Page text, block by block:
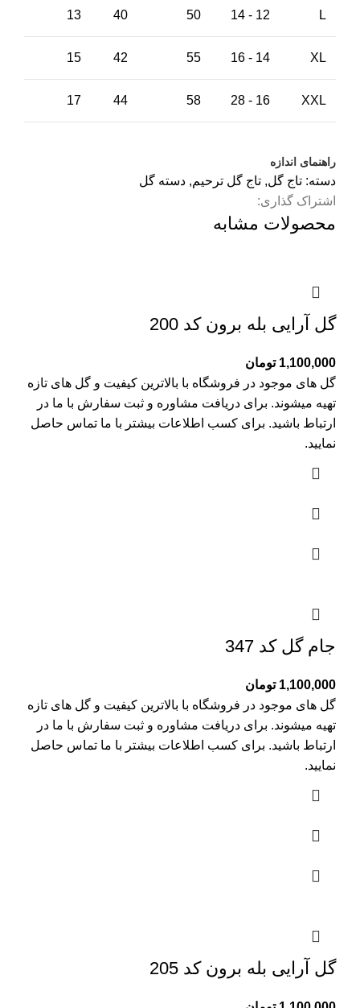
L
12 - 14
50
40
13
XL
14 - 16
55
42
15
XXL
16 - 28
58
44
17
راهنمای اندازه
دسته: تاج گل, تاج گل ترحیم, دسته گل
اشتراک گذاری:
محصولات مشابه
گل آرایی بله برون کد 200
1,100,000 تومان
گل های موجود در فروشگاه با بالاترین کیفیت و گل های تازه
تهیه میشوند. برای دریافت مشاوره و ثبت سفارش با ما در
ارتباط باشید. برای کسب اطلاعات بیشتر با ما تماس حاصل
نمایید.
جام گل کد 347
1,100,000 تومان
گل های موجود در فروشگاه با بالاترین کیفیت و گل های تازه
تهیه میشوند. برای دریافت مشاوره و ثبت سفارش با ما در
ارتباط باشید. برای کسب اطلاعات بیشتر با ما تماس حاصل
نمایید.
گل آرایی بله برون کد 205